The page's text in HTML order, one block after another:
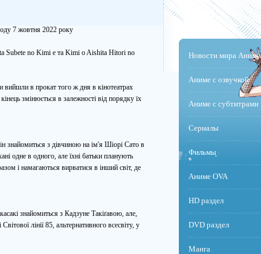
7 жовтня 2022 року
Subete no Kimi e та Kimi o Aishita Hitori no
вийшли в прокат того ж дня в кінотеатрах
змінюється в залежності від порядку їх
знайомиться з дівчиною на ім'я Шіорі Сато в
одне в одного, але їхні батьки планують
і намагаються вирватися в інший світ, де
знайомиться з Кадзуне Такіґавою, але,
лінії 85, альтернативного всесвіту, у
Новости мира Аниме
Аниме с озвучкой
Аниме с субтитрами
Сериалы
Фильмы
Аниме OVA
HD раздел
DVD раздел
Манга